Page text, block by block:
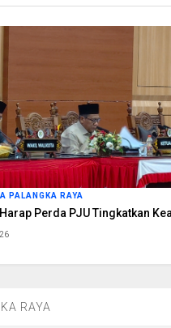
PALANGKA RAYA
Perda PJU Tingkatkan
RAYA